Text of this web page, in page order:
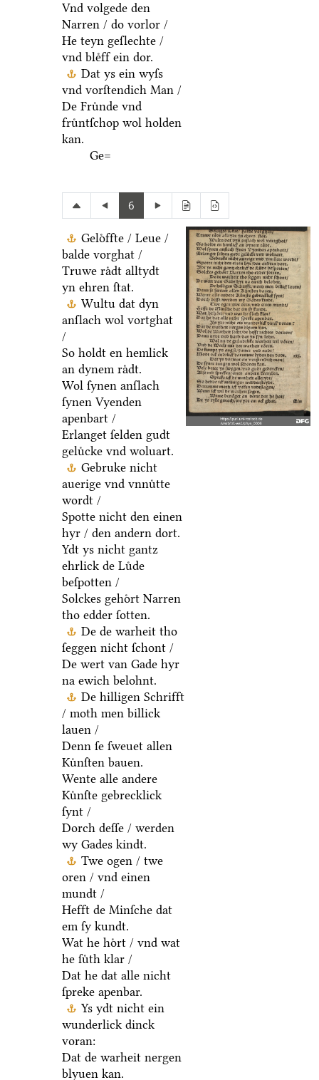
Vnd volgede den
Narren / do vorlor /
He teyn geſlechte /
vnd bleͤff ein dor.
Dat ys ein wyſs
vnd vorſtendich Man /
De Fruͤnde vnd
fruͤntſchop wol holden
kan.
Ge=
6
Geloͤffte / Leue /
balde vorghat /
Truwe raͤdt alltydt
yn ehren ſtat.
Wultu dat dyn
anſlach wol vortghat
/
So holdt en hemlick
an dynem raͤdt.
Wol ſynen anſlach
ſynen Vyenden
apenbart /
Erlanget ſelden gudt
geluͤcke vnd woluart.
Gebruke nicht
auerige vnd vnnuͤtte
wordt /
Spotte nicht den einen
hyr / den andern dort.
Ydt ys nicht gantz
ehrlick de Luͤde
beſpotten /
Solckes gehoͤrt Narren
tho edder ſotten.
De de warheit tho
ſeggen nicht ſchont /
De wert van Gade hyr
na ewich belohnt.
De hilligen Schrifft
/ moth men billick
lauen /
Denn ſe ſweuet allen
Kuͤnſten bauen.
Wente alle andere
Kuͤnſte gebrecklick
ſynt /
Dorch deſſe / werden
wy Gades kindt.
Twe ogen / twe
oren / vnd einen
mundt /
Hefft de Minſche dat
em ſy kundt.
Wat he hoͤrt / vnd wat
he ſuͤth klar /
Dat he dat alle nicht
ſpreke apenbar.
Ys ydt nicht ein
wunderlick dinck
voran:
Dat de warheit nergen
blyuen kan.